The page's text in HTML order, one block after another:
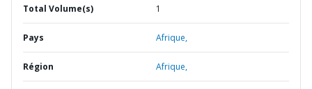
Total Volume(s) 1
Pays Afrique,
Région Afrique,